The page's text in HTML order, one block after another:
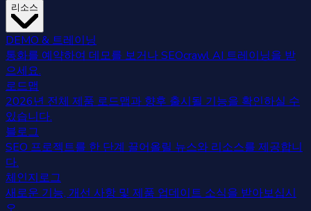
리소스
DEMO & 트레이닝
통화를 예약하여 데모를 보거나 SEOcrawl AI 트레이닝을 받
으세요.
로드맵
2026년 전체 제품 로드맵과 향후 출시될 기능을 확인하실 수
있습니다.
블로그
SEO 프로젝트를 한 단계 끌어올릴 뉴스와 리소스를 제공합니
다.
체인지로그
새로운 기능, 개선 사항 및 제품 업데이트 소식을 받아보십시